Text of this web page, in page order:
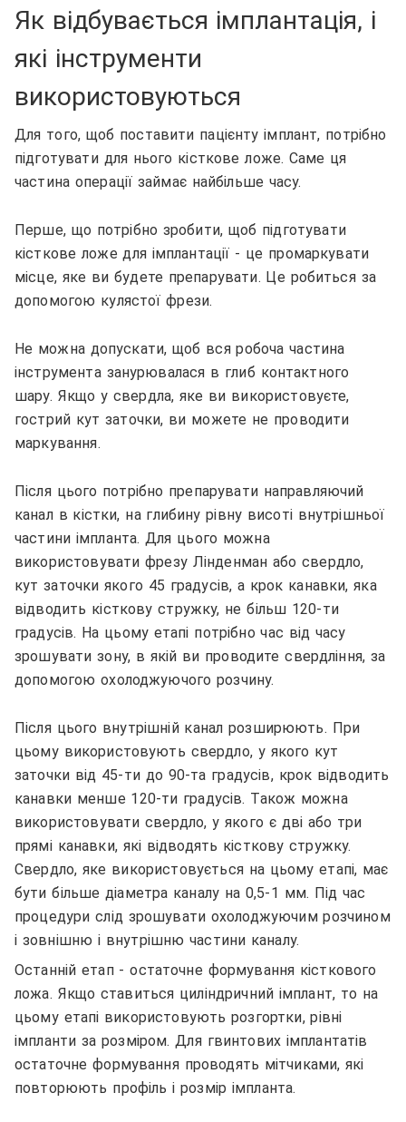
Як відбувається імплантація, і
які інструменти
використовуються
Для того, щоб поставити пацієнту імплант, потрібно
підготувати для нього кісткове ложе. Саме ця
частина операції займає найбільше часу.
Перше, що потрібно зробити, щоб підготувати
кісткове ложе для імплантації - це промаркувати
місце, яке ви будете препарувати. Це робиться за
допомогою кулястої фрези.
Не можна допускати, щоб вся робоча частина
інструмента занурювалася в глиб контактного
шару. Якщо у свердла, яке ви використовуєте,
гострий кут заточки, ви можете не проводити
маркування.
Після цього потрібно препарувати направляючий
канал в кістки, на глибину рівну висоті внутрішньої
частини імпланта. Для цього можна
використовувати фрезу Лінденман або свердло,
кут заточки якого 45 градусів, а крок канавки, яка
відводить кісткову стружку, не більш 120-ти
градусів. На цьому етапі потрібно час від часу
зрошувати зону, в якій ви проводите свердління, за
допомогою охолоджуючого розчину.
Після цього внутрішній канал розширюють. При
цьому використовують свердло, у якого кут
заточки від 45-ти до 90-та градусів, крок відводить
канавки менше 120-ти градусів. Також можна
використовувати свердло, у якого є дві або три
прямі канавки, які відводять кісткову стружку.
Свердло, яке використовується на цьому етапі, має
бути більше діаметра каналу на 0,5-1 мм. Під час
процедури слід зрошувати охолоджуючим розчином
і зовнішню і внутрішню частини каналу.
Останній етап - остаточне формування кісткового
ложа. Якщо ставиться циліндричний імплант, то на
цьому етапі використовують розгортки, рівні
імпланти за розміром. Для гвинтових імплантатів
остаточне формування проводять мітчиками, які
повторюють профіль і розмір імпланта.